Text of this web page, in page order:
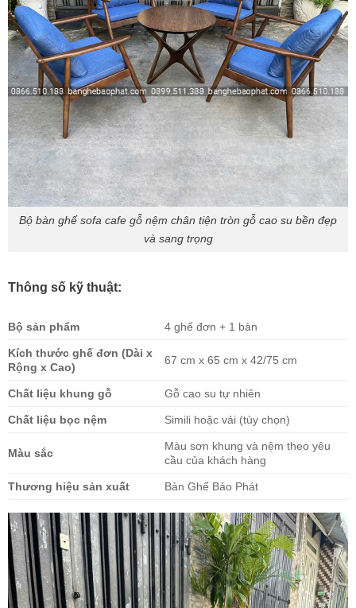
Bộ bàn ghế sofa cafe gỗ nệm chân tiện tròn gỗ cao su bền đẹp
và sang trọng
Thông số kỹ thuật:
Bộ sản phẩm 4 ghế đơn + 1 bàn
Kích thước ghế đơn (Dài x
Rộng x Cao)
67 cm x 65 cm x 42/75 cm
Chất liệu khung gỗ Gỗ cao su tự nhiên
Chất liệu bọc nệm Simili hoặc vải (tùy chọn)
Màu sắc
Màu sơn khung và nệm theo yêu
cầu của khách hàng
Thương hiệu sản xuất Bàn Ghế Bảo Phát